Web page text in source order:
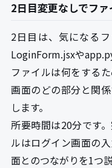
2日目変更なしでフ
2日目は、気になる
LoginForm.jsxや
ファイルは何をする
画面のどの部分と関
します。
所要時間は20分です
ルはログイン画面の
面とのつながりを1つ